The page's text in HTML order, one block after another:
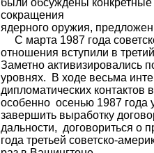
сокращения
ядерного оружия,
С марта 1987 года
отношения вступили в
Заметно активизировались
уровнях. В ходе весьма
дипломатических контактов
особенно осенью 1987 года
завершить выработку
дальности, договориться о
года третьей советско-